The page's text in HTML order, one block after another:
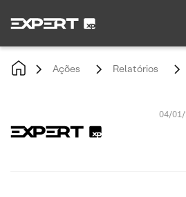
Ações Relatórios
04/01/